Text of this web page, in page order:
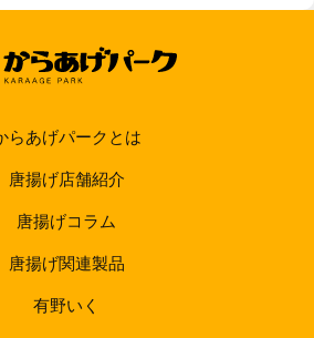
らあげパークとは
唐揚げ店舗紹介
唐揚げコラム
唐揚げ関連製品
有野いく